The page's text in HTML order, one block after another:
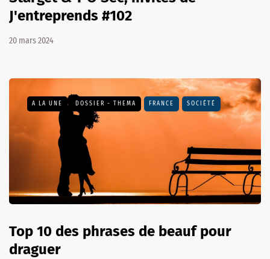
J'entreprends #102
20 mars 2024
A LA UNE DOSSIER - THEMA FRANCE SOCIÉTÉ
Top 10 des phrases de beauf pour
draguer